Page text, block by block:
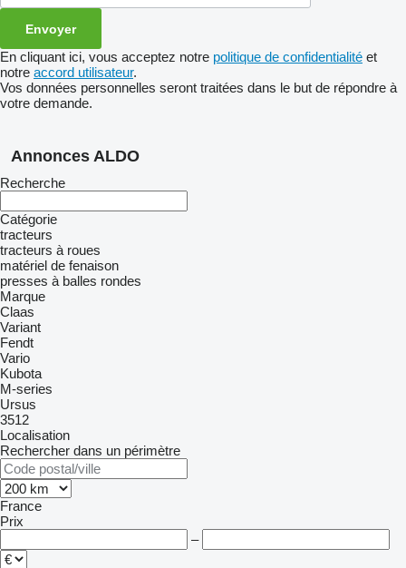
En cliquant ici, vous acceptez notre politique de confidentialité et
notre accord utilisateur.
Vos données personnelles seront traitées dans le but de répondre à
votre demande.
Annonces ALDO
Recherche
Catégorie
tracteurs
tracteurs à roues
matériel de fenaison
presses à balles rondes
Marque
Claas
Variant
Fendt
Vario
Kubota
M-series
Ursus
3512
Localisation
Rechercher dans un périmètre
France
Prix
–